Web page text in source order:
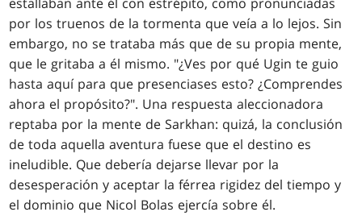
por los truenos de la tormenta que veía a lo lejos. Sin
embargo, no se trataba más que de su propia mente,
que le gritaba a él mismo. "¿Ves por qué Ugin te guio
hasta aquí para que presenciases esto? ¿Comprendes
ahora el propósito?". Una respuesta aleccionadora
reptaba por la mente de Sarkhan: quizá, la conclusión
de toda aquella aventura fuese que el destino es
ineludible. Que debería dejarse llevar por la
desesperación y aceptar la férrea rigidez del tiempo y
el dominio que Nicol Bolas ejercía sobre él.